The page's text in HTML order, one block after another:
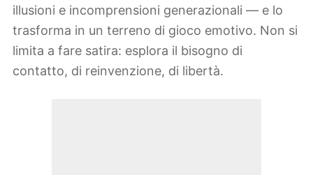
illusioni e incomprensioni generazionali — e lo
trasforma in un terreno di gioco emotivo. Non si
limita a fare satira: esplora il bisogno di
contatto, di reinvenzione, di libertà.